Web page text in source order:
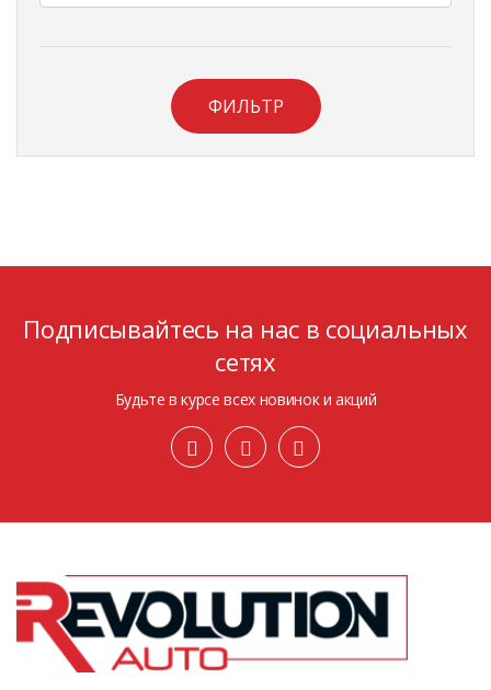
ФИЛЬТР
Подписывайтесь на нас в социальных
сетях
Будьте в курсе всех новинок и акций